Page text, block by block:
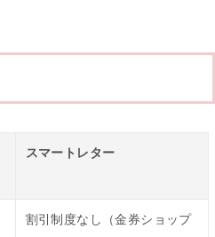
スマートレター
割引制度なし（金券ショップ